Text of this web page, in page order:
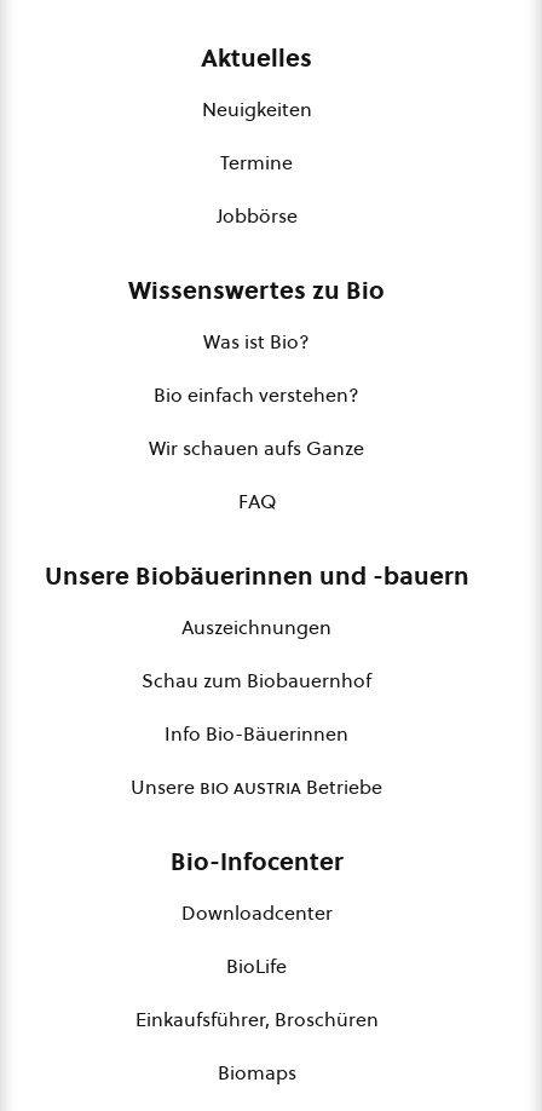
Aktuelles
Neuigkeiten
Termine
Jobbörse
Wissenswertes zu Bio
Was ist Bio?
Bio einfach verstehen?
Wir schauen aufs Ganze
FAQ
Unsere Biobäuerinnen und -bauern
Auszeichnungen
Schau zum Biobauernhof
Info Bio-Bäuerinnen
Unsere bio austria Betriebe
Bio-Infocenter
Downloadcenter
BioLife
Einkaufsführer, Broschüren
Biomaps